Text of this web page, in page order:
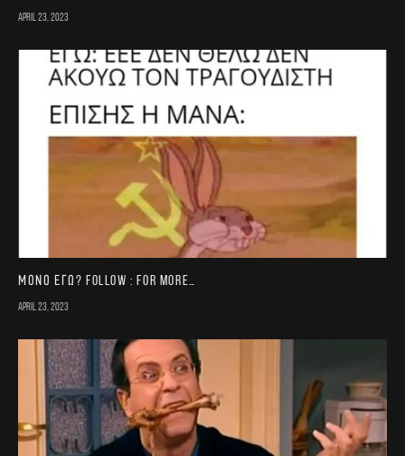
April 23, 2023
Μονο εγω? FOLLOW : for more…
April 23, 2023